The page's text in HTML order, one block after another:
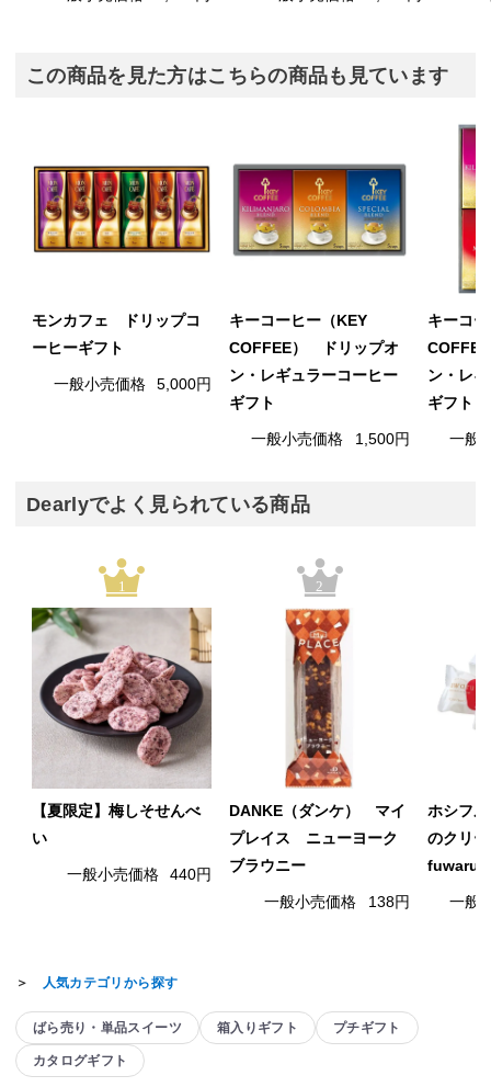
この商品を見た方はこちらの商品も見ています
モンカフェ ドリップコ
ーヒーギフト
一般小売価格 5,000円
キーコーヒー（KEY
COFFEE） ドリップオ
ン・レギュラーコーヒー
ギフト
一般小売価格 1,500円
キーコ
ン・レ
ギフト
一般
Dearlyでよく見られている商品
1
【夏限定】梅しそせんべ
い
一般小売価格 440円
2
DANKE（ダンケ） マイ
プレイス ニューヨーク
ブラウニー
一般小売価格 138円
ホシフ
のクリ
fuwaru
一般
＞ 人気カテゴリから探す
ばら売り・単品スイーツ 箱入りギフト プチギフト
カタログギフト